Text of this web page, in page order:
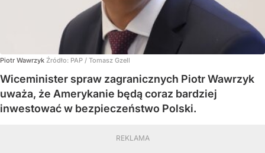
Piotr Wawrzyk Źródło: PAP / Tomasz Gzell
Wiceminister spraw zagranicznych Piotr Wawrzyk
uważa, że Amerykanie będą coraz bardziej
inwestować w bezpieczeństwo Polski.